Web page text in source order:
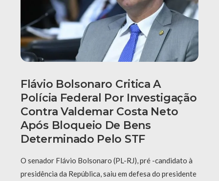
Flávio Bolsonaro Critica A
Polícia Federal Por Investigação
Contra Valdemar Costa Neto
Após Bloqueio De Bens
Determinado Pelo STF
O senador Flávio Bolsonaro (PL-RJ), pré -candidato à
presidência da República, saiu em defesa do presidente